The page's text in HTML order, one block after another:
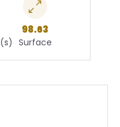
98.63
Surface